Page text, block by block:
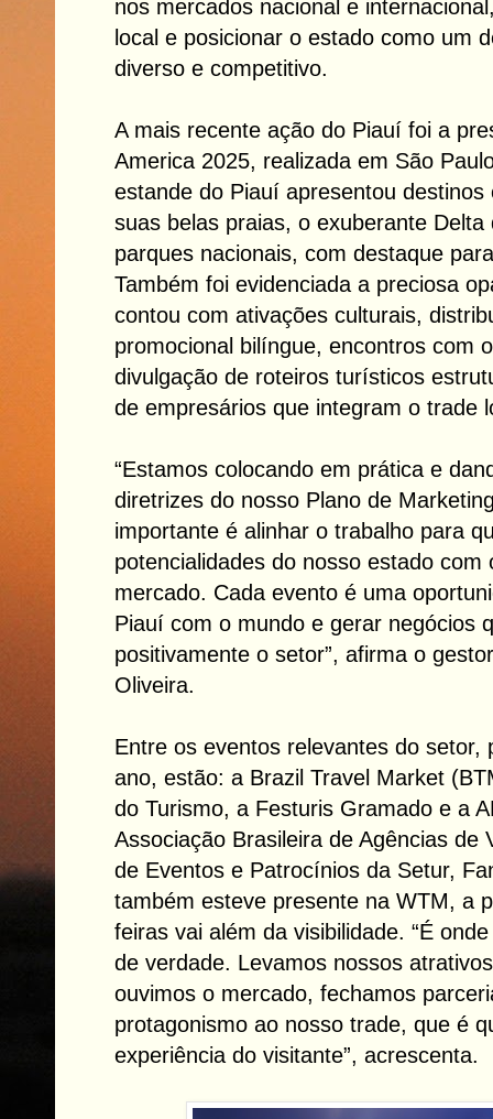
nos mercados nacional e
local e posicionar o estado como um
diverso e competitivo.
A mais recente ação do Piauí foi a
America 2025, realizada em São
estande do Piauí apresentou
suas belas praias, o exuberante
parques nacionais, com destaque
Também foi evidenciada a preciosa
contou com ativações culturais,
promocional bilíngue, encontros com
divulgação de roteiros turísticos
de empresários que integram o trade
“Estamos colocando em prática e
diretrizes do nosso Plano de
importante é alinhar o trabalho para
potencialidades do nosso estado com
mercado. Cada evento é uma
Piauí com o mundo e gerar negócios
positivamente o setor”, afirma o
Oliveira.
Entre os eventos relevantes do setor,
ano, estão: a Brazil Travel Market
do Turismo, a Festuris Gramado e a
Associação Brasileira de Agências de
de Eventos e Patrocínios da Setur,
também esteve presente na WTM, a
feiras vai além da visibilidade. “É
de verdade. Levamos nossos
ouvimos o mercado, fechamos
protagonismo ao nosso trade, que é
experiência do visitante”, acrescenta.